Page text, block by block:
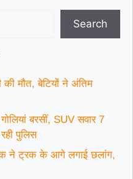
Search
की मौत, बेटियों ने अंतिम
बरसीं, SUV सवार 7
पुलिस
ने ट्रक के आगे लगाई छलांग,